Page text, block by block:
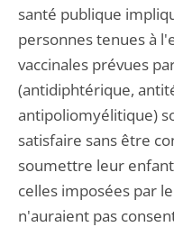
santé publique
personnes tenues à
vaccinales prévues
(antidiphtérique,
antipoliomyélitique)
satisfaire sans être
soumettre leur
celles imposées par
n'auraient pas